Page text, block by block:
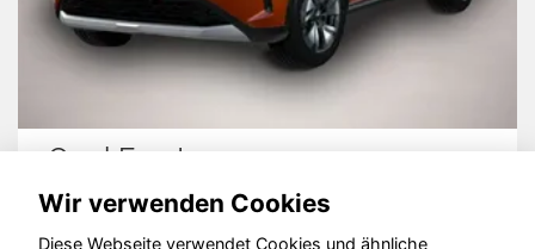
Opel Frontera
Wir verwenden Cookies
Diese Webseite verwendet Cookies und ähnliche